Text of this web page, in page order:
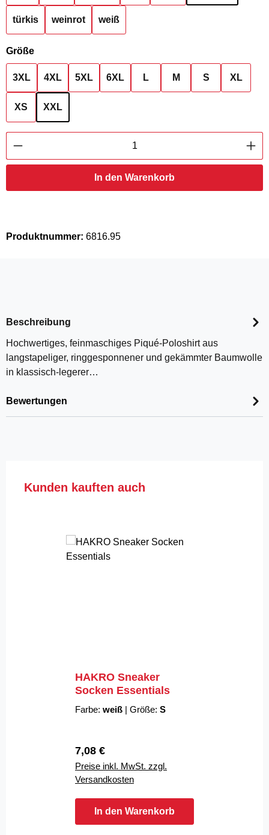
türkis weinrot weiß
Größeauswählen
3XL 4XL 5XL 6XL L M S XL
XS XXL
Produkt Anzahl: Gib den gewünschten
In den Warenkorb
Produktnummer: 6816.95
Beschreibung
Hochwertiges, feinmaschiges Piqué-Poloshirt aus
langstapeliger, ringgesponnener und gekämmter Baumwolle
in klassisch-legerer…
Bewertungen
Produktgalerie überspringen
Kunden kauften auch
HAKRO Sneaker
Socken Essentials
Farbe: weiß | Größe: S
Regulärer Preis:
7,08 €
Preise inkl. MwSt. zzgl.
Versandkosten
In den Warenkorb